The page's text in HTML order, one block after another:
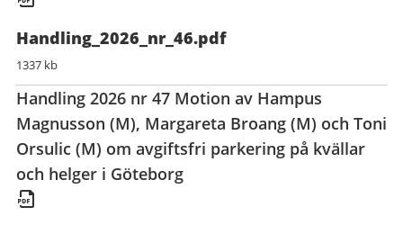
Handling_2026_nr_46.pdf
1337 kb
Handling 2026 nr 47 Motion av Hampus
Magnusson (M), Margareta Broang (M) och Toni
Orsulic (M) om avgiftsfri parkering på kvällar
och helger i Göteborg